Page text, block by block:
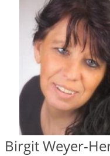
Birgit Weyer-